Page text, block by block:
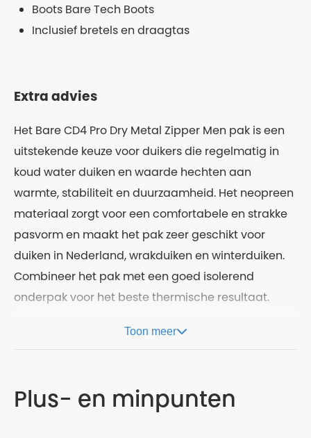
Boots Bare Tech Boots
Inclusief bretels en draagtas
Extra advies
Het Bare CD4 Pro Dry Metal Zipper Men pak is een
uitstekende keuze voor duikers die regelmatig in
koud water duiken en waarde hechten aan
warmte, stabiliteit en duurzaamheid. Het neopreen
materiaal zorgt voor een comfortabele en strakke
pasvorm en maakt het pak zeer geschikt voor
duiken in Nederland, wrakduiken en winterduiken.
Combineer het pak met een goed isolerend
onderpak voor het beste thermische resultaat.
Toon meer
Plus- en minpunten